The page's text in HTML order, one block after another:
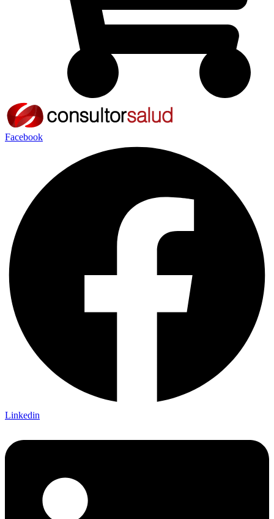
Facebook
Linkedin